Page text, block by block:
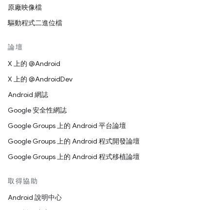
原廠映像檔
驅動程式二進位檔
論壇
X 上的 @Android
X 上的 @AndroidDev
Android 網誌
Google 安全性網誌
Google Groups 上的 Android 平台論壇
Google Groups 上的 Android 程式開發論壇
Google Groups 上的 Android 程式移植論壇
取得協助
Android 說明中心